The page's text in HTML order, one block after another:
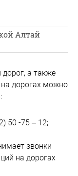
Алтай
а также
дорогах можно
50 -75 – 12;
звонки
на дорогах